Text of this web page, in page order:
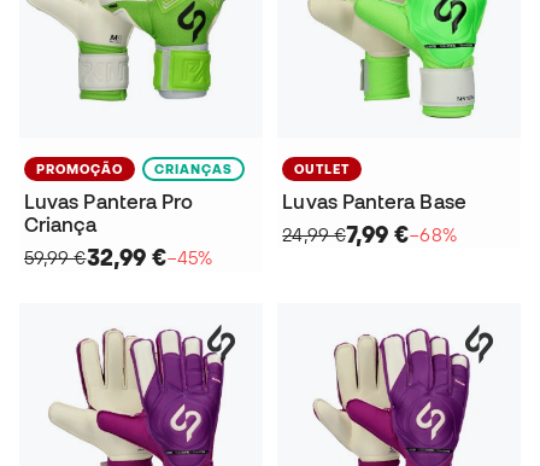
PROMOÇÃO CRIANÇAS
Luvas Pantera Pro
Criança
59,99 €32,99 €−45%
OUTLET
Luvas Pantera Base
24,99 €7,99 €−68%